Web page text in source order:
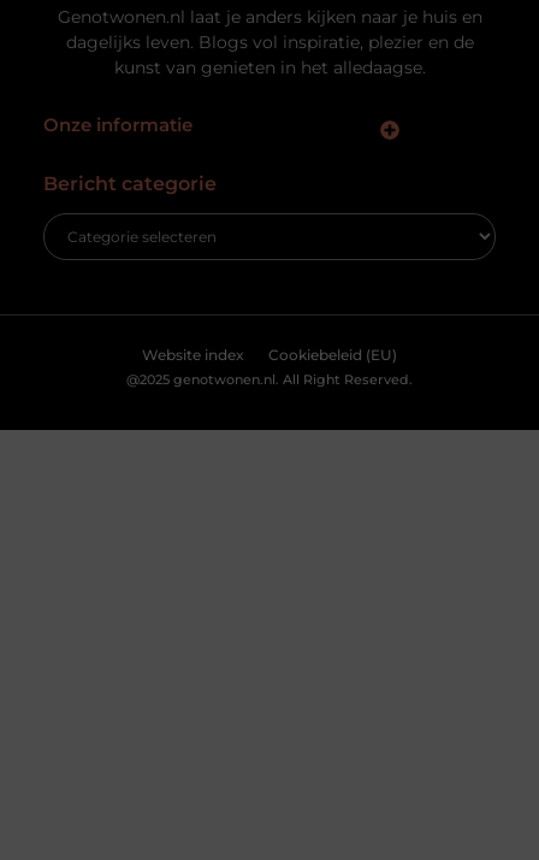
Genotwonen.nl laat je anders kijken naar je huis en
dagelijks leven. Blogs vol inspiratie, plezier en de
kunst van genieten in het alledaagse.
Onze informatie
Bericht categorie
@2025 genotwonen.nl. All Right Reserved.
Website index Cookiebeleid (EU)